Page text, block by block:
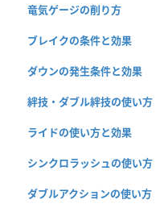
竜気ゲージの削り方
ブレイクの条件と効果
ダウンの発生条件と効果
絆技・ダブル絆技の使い方
ライドの使い方と効果
シンクロラッシュの使い方
ダブルアクションの使い方